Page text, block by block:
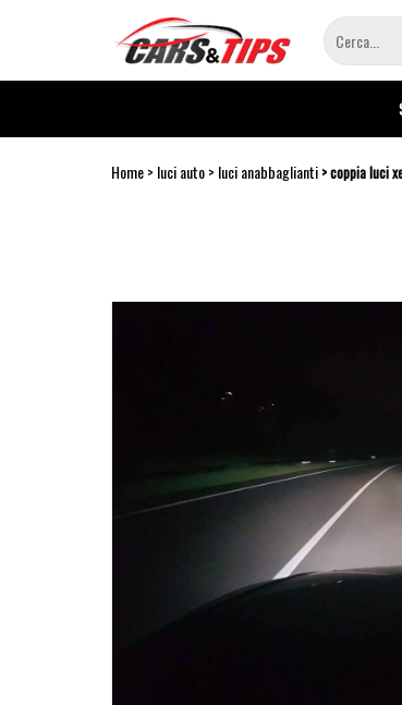
principale
Home luci auto luci anabbaglianti coppia luci